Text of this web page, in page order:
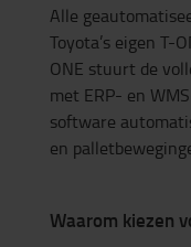
Alle
Toyota’s eigen T-
ONE stuurt de
met ERP- en
software
en
Waarom kiezen